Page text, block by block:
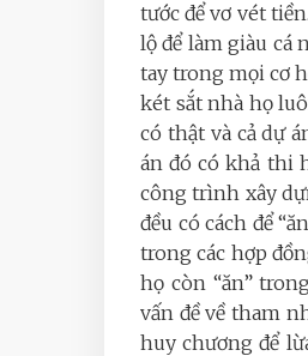
tước để vơ vét
lộ để làm giàu cá
tay trong mọi cơ
két sắt nhà họ
có thật và cả dự
án đó có khả thi
công trình xây
đều có cách để
trong các hợp
họ còn “ăn”
vấn đề về tham
huy chương để